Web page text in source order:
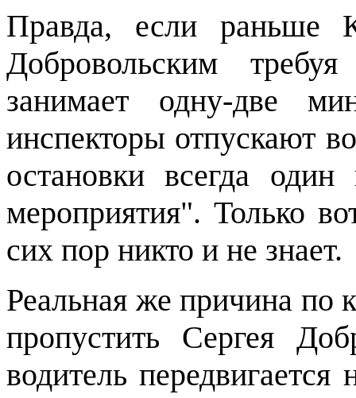
Правда, если раньше
Добровольским
занимает одну-две
инспекторы отпускают
остановки всегда
мероприятия". Только
сих пор никто и не знает.
Реальная же причина по
пропустить Сергея
водитель